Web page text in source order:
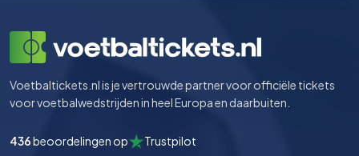
Voetbaltickets.nl is je vertrouwde partner voor officiële tickets
voor voetbalwedstrijden in heel Europa en daarbuiten.
436beoordelingen op Trustpilot